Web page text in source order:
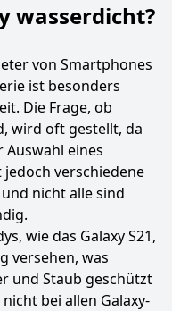
wasserdicht?
von Smartphones
ist besonders
Die Frage, ob
wird oft gestellt, da
eines
verschiedene
nicht alle sind
wie das Galaxy S21,
versehen, was
und Staub geschützt
bei allen Galaxy-